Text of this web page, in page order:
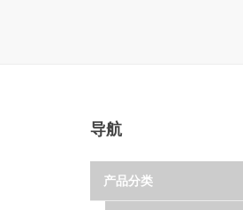
导航
产品分类